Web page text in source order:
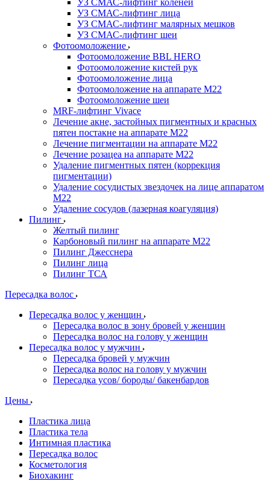
УЗ СМАС-лифтинг коленей
УЗ СМАС-лифтинг лица
УЗ СМАС-лифтинг малярных мешков
УЗ СМАС-лифтинг шеи
Фотоомоложение
Фотоомоложение BBL HERO
Фотоомоложение кистей рук
Фотоомоложение лица
Фотоомоложение на аппарате M22
Фотоомоложение шеи
MRF-лифтинг Vivace
Лечение акне, застойных пигментных и красных
пятен постакне на аппарате М22
Лечение пигментации на аппарате М22
Лечение розацеа на аппарате M22
Удаление пигментных пятен (коррекция
пигментации)
Удаление сосудистых звездочек на лице аппаратом
М22
Удаление сосудов (лазерная коагуляция)
Пилинг
Желтый пилинг
Карбоновый пилинг на аппарате M22
Пилинг Джесснера
Пилинг лица
Пилинг ТСА
Пересадка волос
Пересадка волос у женщин
Пересадка волос в зону бровей у женщин
Пересадка волос на голову у женщин
Пересадка волос у мужчин
Пересадка бровей у мужчин
Пересадка волос на голову у мужчин
Пересадка усов/ бороды/ бакенбардов
Цены
Пластика лица
Пластика тела
Интимная пластика
Пересадка волос
Косметология
Биохакинг